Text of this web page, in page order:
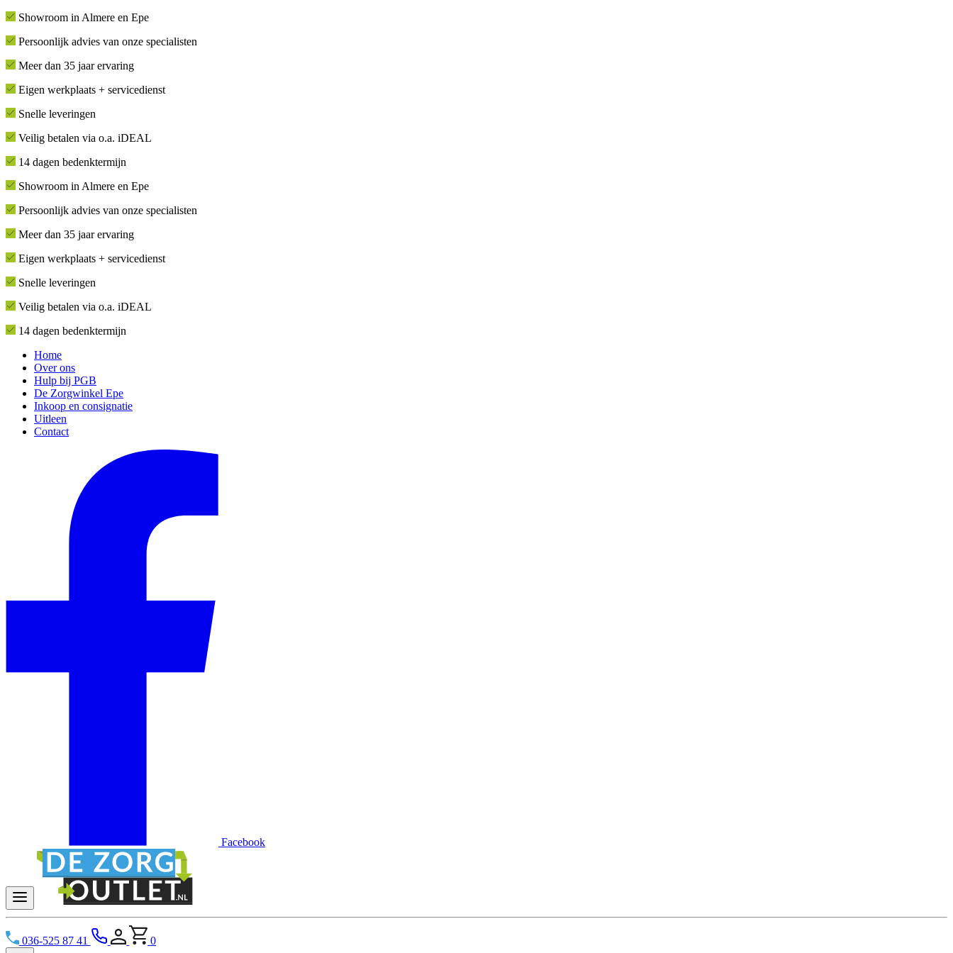
Showroom in Almere en Epe
Persoonlijk advies van onze specialisten
Meer dan 35 jaar ervaring
Eigen werkplaats + servicedienst
Snelle leveringen
Veilig betalen via o.a. iDEAL
14 dagen bedenktermijn
Showroom in Almere en Epe
Persoonlijk advies van onze specialisten
Meer dan 35 jaar ervaring
Eigen werkplaats + servicedienst
Snelle leveringen
Veilig betalen via o.a. iDEAL
14 dagen bedenktermijn
Home
Over ons
Hulp bij PGB
De Zorgwinkel Epe
Inkoop en consignatie
Uitleen
Contact
Facebook
036-525 87 41 0